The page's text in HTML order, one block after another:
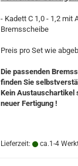
- Kadett C 1,0 - 1,2 mit
Bremsscheibe
Preis pro Set wie
Die passenden
finden Sie
Kein Austauschartikel
neuer Fertigung !
Lieferzeit: ca.1-4